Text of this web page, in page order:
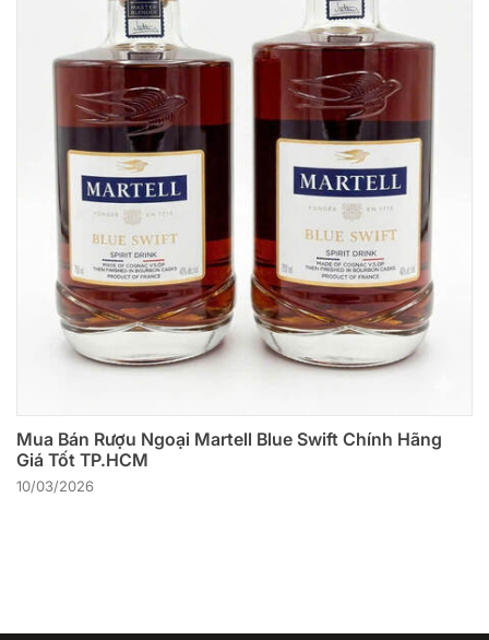
Mua Bán Rượu Ngoại Martell Blue Swift Chính Hãng
Giá Tốt TP.HCM
10/03/2026